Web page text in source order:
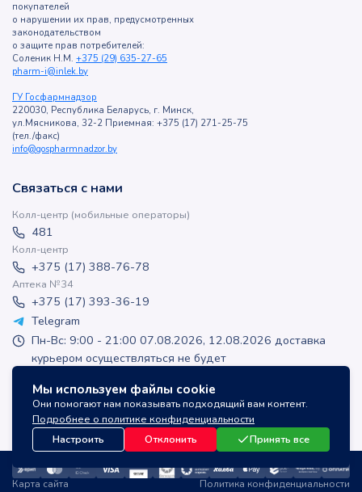
Мы используем файлы cookie
Они помогают нам показывать подходящий вам контент.
Подробнее о политике конфиденциальности
Настроить
Отклонить Принять все
покупателей
о нарушении их прав, предусмотренных
законодательством
о защите прав потребителей:
Соленик Н.М. +375 (29) 635-27-65
pharm-i@inlek.by
ГУ Госфармнадзор
220030, Республика Беларусь, г. Минск,
ул.Мясникова, 32-2 Приемная: +375 (17) 271-25-75
(тел./факс)
info@gospharmnadzor.by
Связаться с нами
Колл-центр (мобильные операторы)
481
Колл-центр
+375 (17) 388-76-78
Аптека №34
+375 (17) 393-36-19
Telegram
Пн-Вс: 9:00 - 21:00 07.08.2026, 12.08.2026 доставка
курьером осуществляться не будет
inlek_apteka
inlek_apteka
Карта сайта Политика конфиденциальности